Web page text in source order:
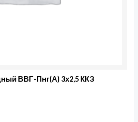
ВВГ-Пнг(А) 3х2,5 ККЗ